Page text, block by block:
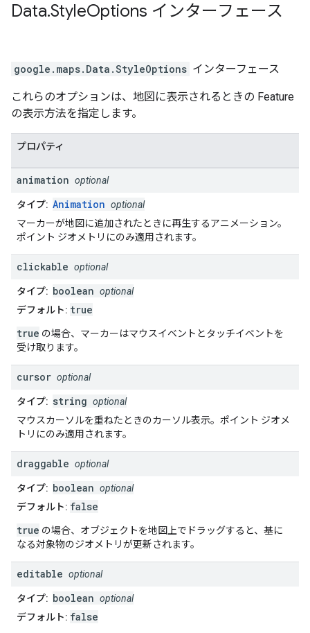
Data.StyleOptions インターフェース
google.maps. Data.StyleOptions インターフェース
これらのオプションは、地図に表示されるときの Feature
の表示方法を指定します。
プロパティ
animation optional
タイプ: Animation optional
マーカーが地図に追加されたときに再生するアニメーション。
ポイント ジオメトリにのみ適用されます。
clickable optional
タイプ: boolean optional
デフォルト: true
true の場合、マーカーはマウスイベントとタッチイベントを
受け取ります。
cursor optional
タイプ: string optional
マウスカーソルを重ねたときのカーソル表示。ポイント ジオメ
トリにのみ適用されます。
draggable optional
タイプ: boolean optional
デフォルト: false
true の場合、オブジェクトを地図上でドラッグすると、基に
なる対象物のジオメトリが更新されます。
editable optional
タイプ: boolean optional
デフォルト: false